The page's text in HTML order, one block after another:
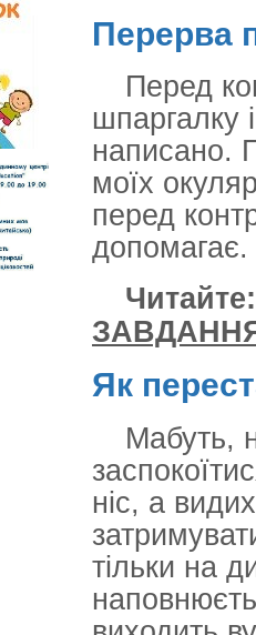
Перерва
Перед
шпаргалку
написано.
моїх
перед
допомагає.
Як
Мабуть,
ніс, а
тільки на